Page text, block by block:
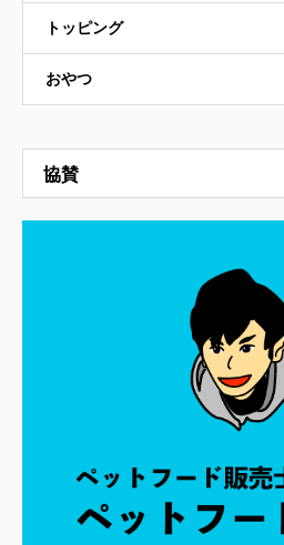
トッピング
おやつ
協賛